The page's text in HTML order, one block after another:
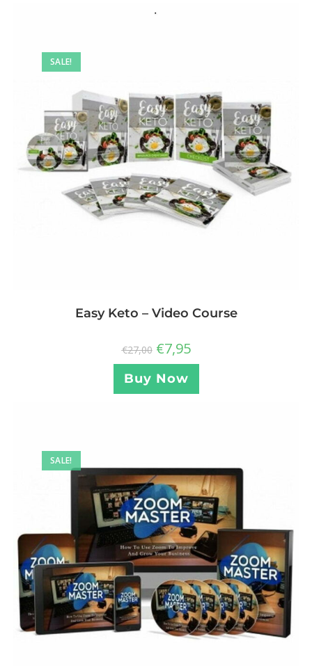
SALE!
Easy Keto – Video Course
€27,00 €7,95
Buy Now
SALE!